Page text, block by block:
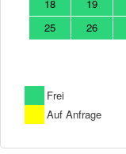
18
19
25
26
Frei
Auf Anfrage